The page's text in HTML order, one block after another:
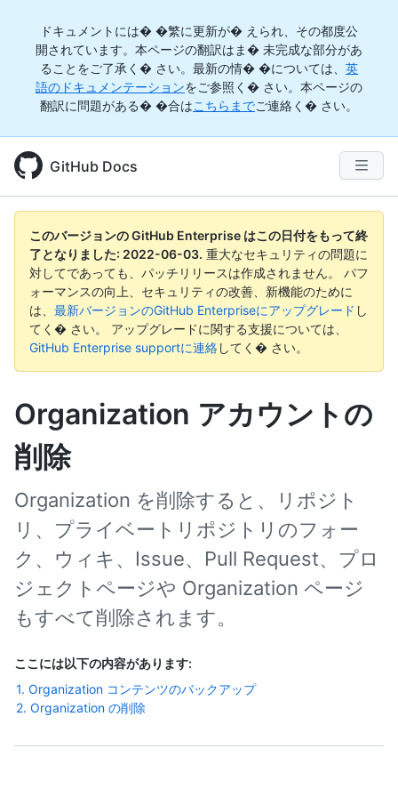
ドキュメントには� �繁に更新が� えられ、その都度公
開されています。本ページの翻訳はま� 未完成な部分があ
ることをご了承く� さい。最新の情� �については、 英
語のドキュメンテーションをご参照く� さい。本ページの
翻訳に問題がある� �合はこちらまでご連絡く� さい。
GitHub Docs
このバージョンの GitHub Enterprise はこの日付をもって終
了となりました: 2022-06-03. 重大なセキュリティの問題に
対してであっても、パッチリリースは作成されません。 パフ
ォーマンスの向上、セキュリティの改善、新機能のために
は、 最新バージョンのGitHub Enterpriseにアップグレード し
てく� さい。 アップグレードに関する支援については、
GitHub Enterprise supportに連絡してく� さい。
Organization アカウントの
削除
ここには以下の内容があります:
1. Organization コンテンツのバックアップ
2. Organization の削除
Organization を削除すると、リポジト
リ、プライベートリポジトリのフォー
ク、ウィキ、Issue、Pull Request、プロ
ジェクトページや Organization ページ
もすべて削除されます。